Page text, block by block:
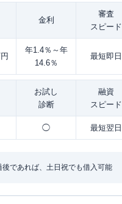
金利
審査
スピード
年1.4％～年
14.6％
最短即日
お試し
診断
融資
スピード
◯ 最短翌日
であれば、土日祝でも借入可能